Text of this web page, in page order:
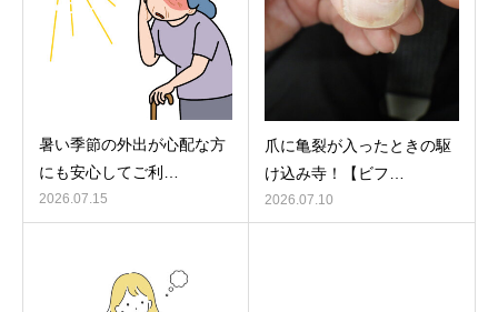
暑い季節の外出が心配な方
にも安心してご利…
2026.07.15
爪に亀裂が入ったときの駆
け込み寺！【ビフ…
2026.07.10